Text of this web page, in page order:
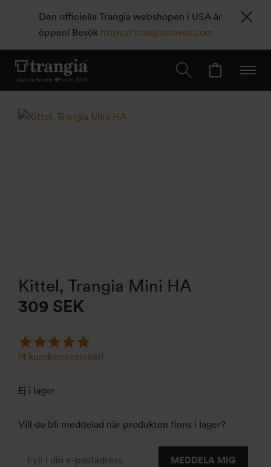
Den officiella Trangia webshopen i USA är
öppen! Besök https://trangiastoves.com
Kittel, Trangia Mini HA
309 SEK
(4 kundrecensioner)
Ej i lager
Vill du bli meddelad när produkten finns i lager?
MEDDELA MIG